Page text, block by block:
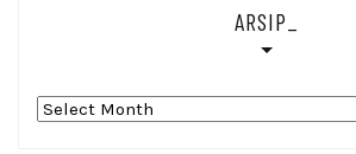
ARSIP_
Arsip_